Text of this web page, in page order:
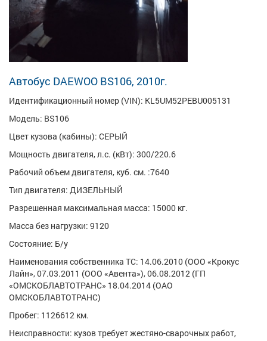
Автобус DAEWOO BS106, 2010г.
Идентификационный номер (VIN): KL5UM52PEBU005131
Модель: BS106
Цвет кузова (кабины): СЕРЫЙ
Мощность двигателя, л.с. (кВт): 300/220.6
Рабочий объем двигателя, куб. см. :7640
Тип двигателя: ДИЗЕЛЬНЫЙ
Разрешенная максимальная масса: 15000 кг.
Масса без нагрузки: 9120
Состояние: Б/у
Наименования собственника ТС: 14.06.2010 (ООО «Крокус
Лайн», 07.03.2011 (ООО «Авента»), 06.08.2012 (ГП
«ОМСКОБЛАВТОТРАНС» 18.04.2014 (ОАО
ОМСКОБЛАВТОТРАНС)
Пробег: 1126612 км.
Неисправности: кузов требует жестяно-сварочных работ,